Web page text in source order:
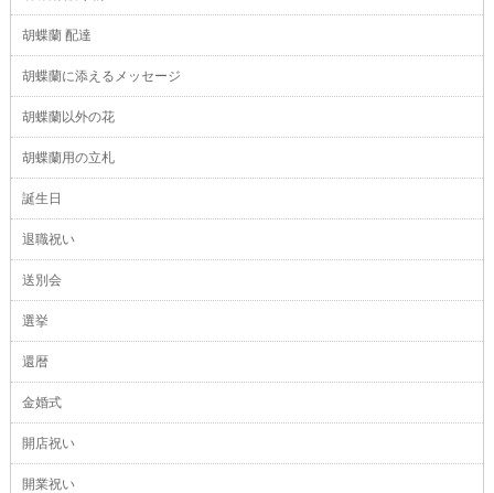
胡蝶蘭 配達
胡蝶蘭に添えるメッセージ
胡蝶蘭以外の花
胡蝶蘭用の立札
誕生日
退職祝い
送別会
選挙
還暦
金婚式
開店祝い
開業祝い